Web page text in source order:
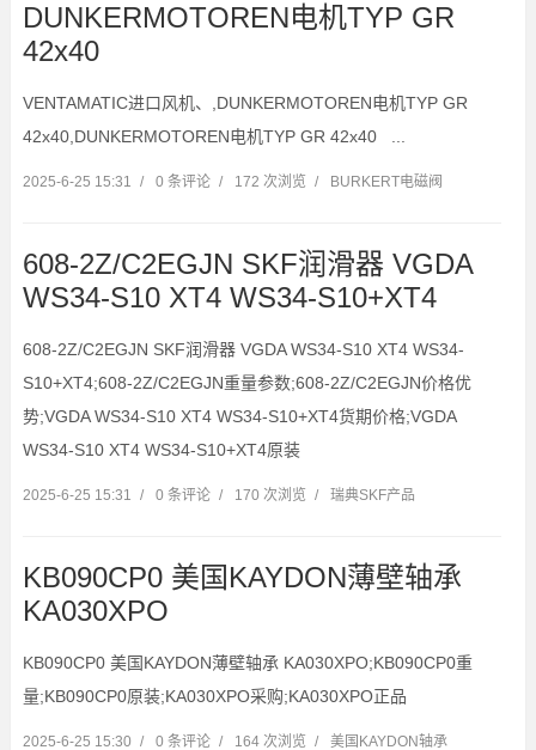
DUNKERMOTOREN电机TYP GR
42x40
VENTAMATIC进口风机、,DUNKERMOTOREN电机TYP GR
42x40,DUNKERMOTOREN电机TYP GR 42x40 ...
2025-6-25 15:31 / 0 条评论 / 172 次浏览 / BURKERT电磁阀
608-2Z/C2EGJN SKF润滑器 VGDA
WS34-S10 XT4 WS34-S10+XT4
608-2Z/C2EGJN SKF润滑器 VGDA WS34-S10 XT4 WS34-
S10+XT4;608-2Z/C2EGJN重量参数;608-2Z/C2EGJN价格优
势;VGDA WS34-S10 XT4 WS34-S10+XT4货期价格;VGDA
WS34-S10 XT4 WS34-S10+XT4原装
2025-6-25 15:31 / 0 条评论 / 170 次浏览 / 瑞典SKF产品
KB090CP0 美国KAYDON薄壁轴承
KA030XPO
KB090CP0 美国KAYDON薄壁轴承 KA030XPO;KB090CP0重
量;KB090CP0原装;KA030XPO采购;KA030XPO正品
2025-6-25 15:30 / 0 条评论 / 164 次浏览 / 美国KAYDON轴承